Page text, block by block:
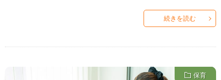
続きを読む
保育